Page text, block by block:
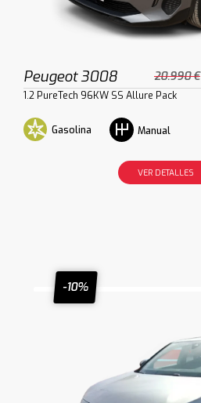
Peugeot 3008 20.990 €
1.2 PureTech 96KW SS Allure Pack
Gasolina Manual
VER DETALLES
-10%